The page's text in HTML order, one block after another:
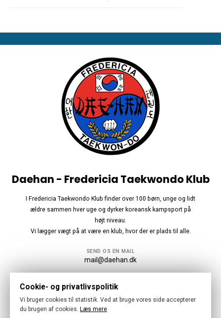
Daehan - Fredericia Taekwondo Klub
I Fredericia Taekwondo Klub finder over 100 børn, unge og lidt
ældre sammen hver uge og dyrker koreansk kampsport på
højt niveau.
Vi lægger vægt på at være en klub, hvor der er plads til alle.
SEND OS EN MAIL
mail@daehan.dk
Følg os
Cookie- og privatlivspolitik
Vi bruger cookies til statistik. Ved at bruge vores side accepterer
du brugen af cookies. Læs mere